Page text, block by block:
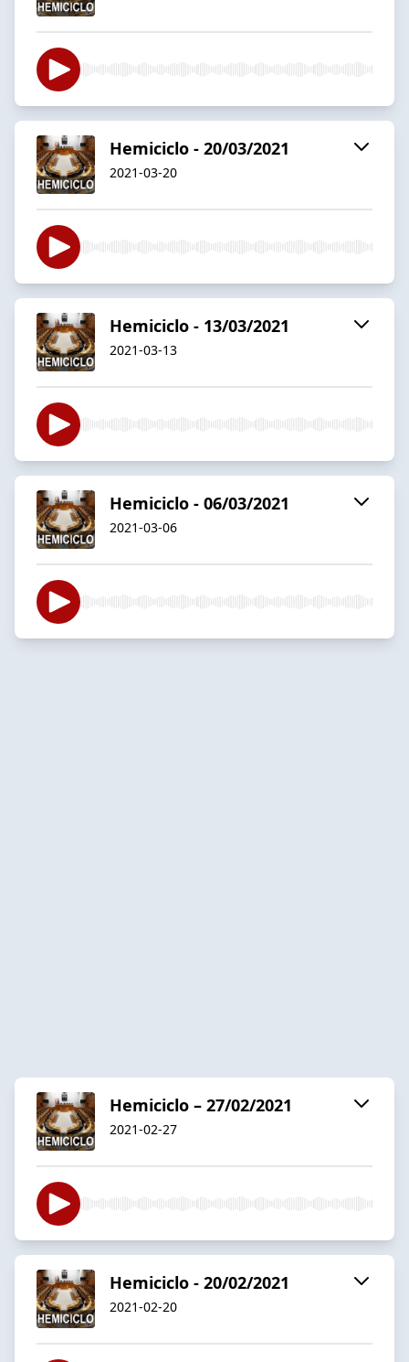
Hemiciclo - 20/03/2021
2021-03-20
Hemiciclo - 13/03/2021
2021-03-13
Hemiciclo - 06/03/2021
2021-03-06
Hemiciclo – 27/02/2021
2021-02-27
Hemiciclo - 20/02/2021
2021-02-20